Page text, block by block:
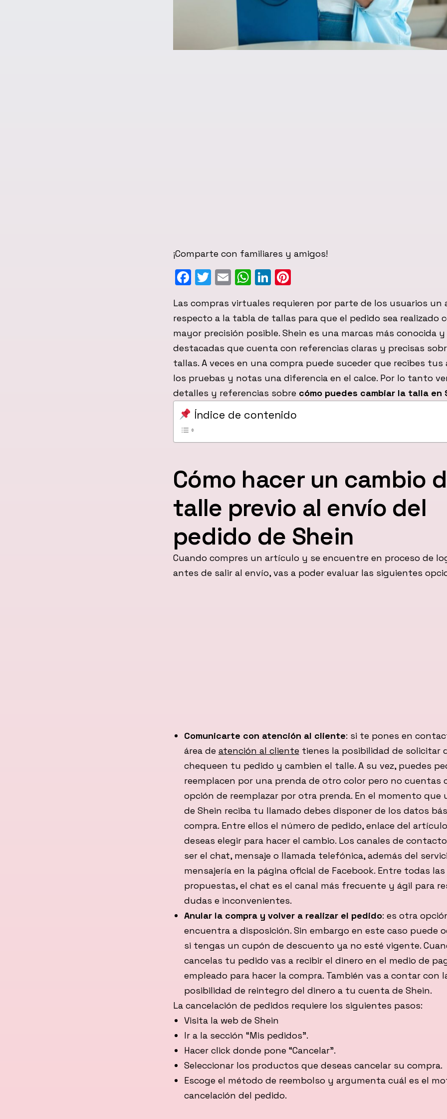
¡Comparte con familiares y amigos!
Facebook
Twitter
EmailWhatsApp
LinkedIn
Las compras virtuales requieren por parte de los usuarios un
respecto a la tabla de tallas para que el pedido sea realizado
mayor precisión posible. Shein es una marcas más conocida y
destacadas que cuenta con referencias claras y precisas
tallas. A veces en una compra puede suceder que recibes
los pruebas y notas una diferencia en el calce. Por lo tanto
detalles y referencias sobre cómo puedes cambiar la talla en
Índice de contenido
Cómo hacer un cambio
talle previo al envío del
pedido de Shein
Cuando compres un artículo y se encuentre en proceso de
antes de salir al envío, vas a poder evaluar las siguientes
Comunicarte con atención al cliente: si te pones en
área de atención al cliente tienes la posibilidad de solicitar
chequeen tu pedido y cambien el talle. A su vez, puedes
reemplacen por una prenda de otro color pero no cuentas
opción de reemplazar por otra prenda. En el momento que
de Shein reciba tu llamado debes disponer de los datos
compra. Entre ellos el número de pedido, enlace del
deseas elegir para hacer el cambio. Los canales de
ser el chat, mensaje o llamada telefónica, además del
mensajería en la página oficial de Facebook. Entre todas las
propuestas, el chat es el canal más frecuente y ágil para
dudas e inconvenientes.
Anular la compra y volver a realizar el pedido: es otra
encuentra a disposición. Sin embargo en este caso puede
si tengas un cupón de descuento ya no esté vigente.
cancelas tu pedido vas a recibir el dinero en el medio de
empleado para hacer la compra. También vas a contar con
posibilidad de reintegro del dinero a tu cuenta de Shein.
La cancelación de pedidos requiere los siguientes pasos:
Visita la web de Shein
Ir a la sección “Mis pedidos”.
Hacer click donde pone “Cancelar”.
Seleccionar los productos que deseas cancelar su compra.
Escoge el método de reembolso y argumenta cuál es el
cancelación del pedido.